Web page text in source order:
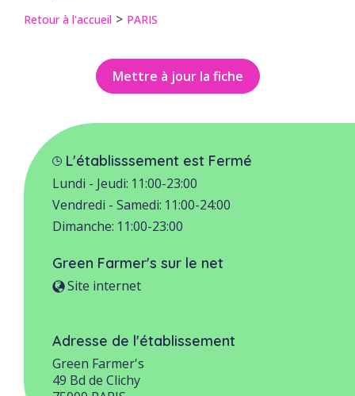
Retour à l'accueil PARIS
Mettre à jour la fiche
L'établisssement est Fermé
Lundi - Jeudi: 11:00-23:00
Vendredi - Samedi: 11:00-24:00
Dimanche: 11:00-23:00
Green Farmer's sur le net
Site internet
Adresse de l'établissement
Green Farmer's
49 Bd de Clichy